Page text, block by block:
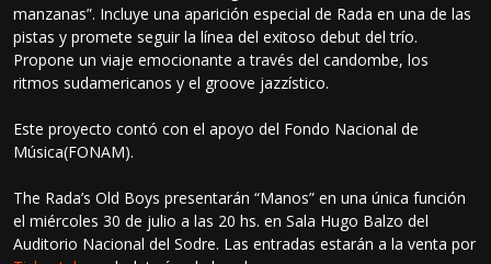
manzanas”. Incluye una aparición especial de Rada en una de las
pistas y promete seguir la línea del exitoso debut del trío.
Propone un viaje emocionante a través del candombe, los
ritmos sudamericanos y el groove jazzístico.
Este proyecto contó con el apoyo del Fondo Nacional de
Música(FONAM).
The Rada’s Old Boys presentarán “Manos” en una única función
el miércoles 30 de julio a las 20 hs. en Sala Hugo Balzo del
Auditorio Nacional del Sodre. Las entradas estarán a la venta por